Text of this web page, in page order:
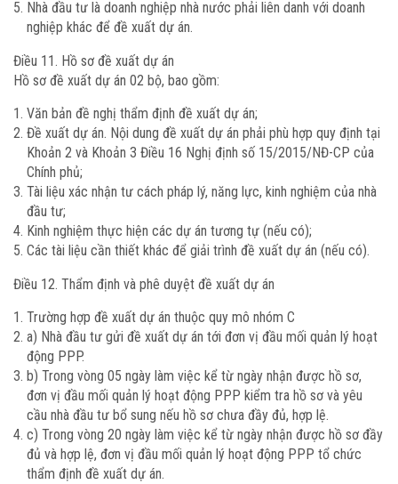
Nhà đầu tư là doanh nghiệp nhà nước phải liên danh với doanh
nghiệp khác để đề xuất dự án.
Điều 11. Hồ sơ đề xuất dự án
Hồ sơ đề xuất dự án 02 bộ, bao gồm:
Văn bản đề nghị thẩm định đề xuất dự án;
Đề xuất dự án. Nội dung đề xuất dự án phải phù hợp quy định tại
Khoản 2 và Khoản 3 Điều 16 Nghị định số 15/2015/NĐ-CP của
Chính phủ;
Tài liệu xác nhận tư cách pháp lý, năng lực, kinh nghiệm của nhà
đầu tư;
Kinh nghiệm thực hiện các dự án tương tự (nếu có);
Các tài liệu cần thiết khác để giải trình đề xuất dự án (nếu có).
Điều 12. Thẩm định và phê duyệt đề xuất dự án
Trường hợp đề xuất dự án thuộc quy mô nhóm C
a) Nhà đầu tư gửi đề xuất dự án tới đơn vị đầu mối quản lý hoạt
động PPP.
b) Trong vòng 05 ngày làm việc kể từ ngày nhận được hồ sơ,
đơn vị đầu mối quản lý hoạt động PPP kiểm tra hồ sơ và yêu
cầu nhà đầu tư bổ sung nếu hồ sơ chưa đầy đủ, hợp lệ.
c) Trong vòng 20 ngày làm việc kể từ ngày nhận được hồ sơ đầy
đủ và hợp lệ, đơn vị đầu mối quản lý hoạt động PPP tổ chức
thẩm định đề xuất dự án.